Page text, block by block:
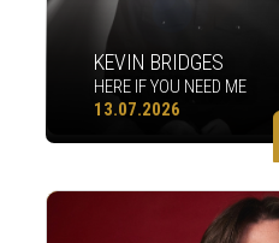
KEVIN BRIDGES
HERE IF YOU NEED ME
13.07.2026